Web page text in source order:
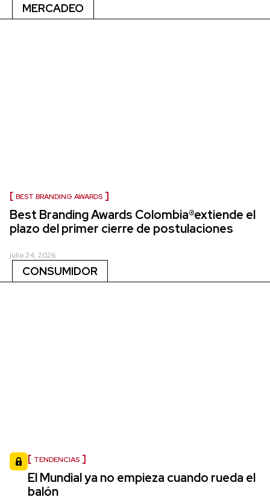
MERCADEO
BEST BRANDING AWARDS
Best Branding Awards Colombia®extiende el
plazo del primer cierre de postulaciones
julio 24, 2026
CONSUMIDOR
TENDENCIAS
El Mundial ya no empieza cuando rueda el
balón